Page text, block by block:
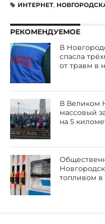
ИНТЕРНЕТ,
РЕКОМЕНДУЕМОЕ
В
спасла
от травм в
В Великом
массовый
на 5
топливом